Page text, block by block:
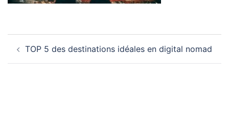
d’article
TOP 5 des destinations idéales en digital nomad